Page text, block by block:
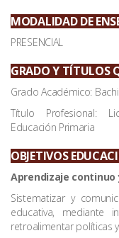
MODALIDAD DE
PRESENCIAL
GRADO Y TÍTULOS
Grado Académico:
Título Profesional:
Educación Primaria
OBJETIVOS
Aprendizaje
Sistematizar y
educativa, mediante
retroalimentar políticas